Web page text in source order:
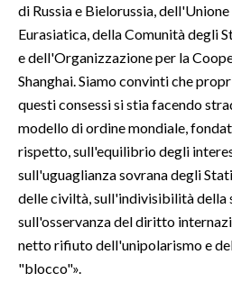
di Russia e Bielorussia,
Eurasiatica, della Comunità degli
e dell'Organizzazione per la
Shanghai. Siamo convinti che
questi consessi si stia facendo
modello di ordine mondiale,
rispetto, sull'equilibrio degli
sull'uguaglianza sovrana degli
delle civiltà, sull'indivisibilità della
sull'osservanza del diritto
netto rifiuto dell'unipolarismo e
"blocco"».